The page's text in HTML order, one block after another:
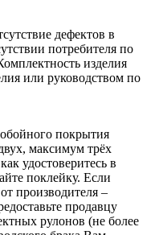
дефектов в
потребителя по
изделия
или руководством по
покрытия
максимум трёх
удостоверитесь в
поклейку. Если
производителя –
продавцу
рулонов (не более